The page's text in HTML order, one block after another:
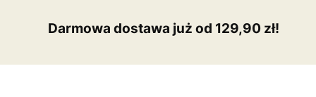
Darmowa dostawa już od 129,90 zł!